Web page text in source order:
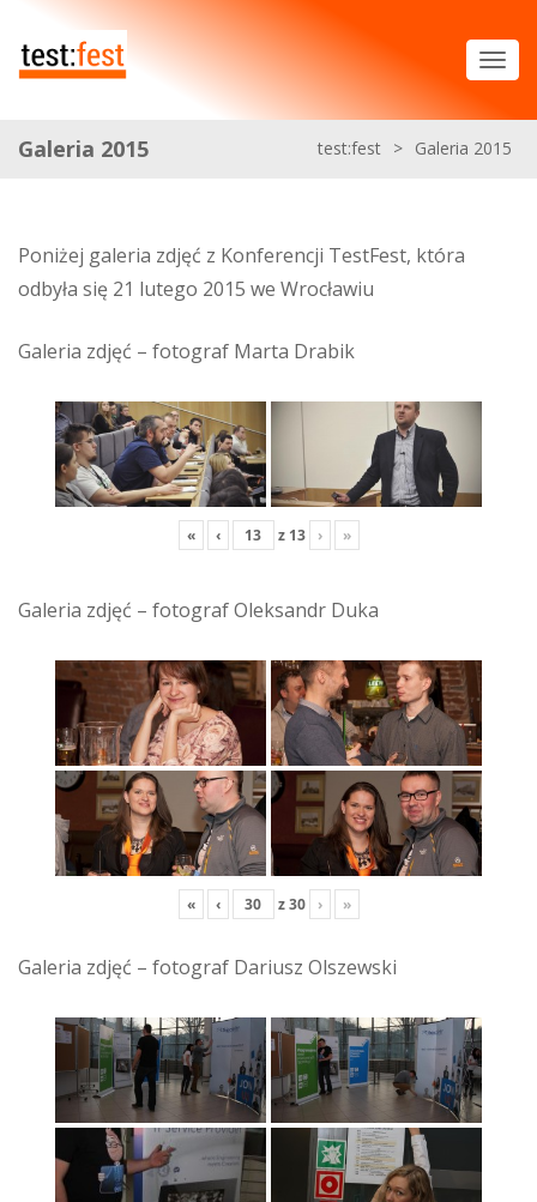
Galeria 2015 test:fest > Galeria 2015
Poniżej galeria zdjęć z Konferencji TestFest, która
odbyła się 21 lutego 2015 we Wrocławiu
Galeria zdjęć – fotograf Marta Drabik
« ‹ z 13 › »
Galeria zdjęć – fotograf Oleksandr Duka
« ‹ z30 › »
Galeria zdjęć – fotograf Dariusz Olszewski